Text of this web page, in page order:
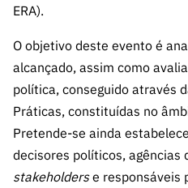
ERA).
O objetivo deste evento é
alcançado, assim como
política, conseguido através
Práticas, constituídas no
Pretende-se ainda
decisores políticos, agências
stakeholderse responsáveis